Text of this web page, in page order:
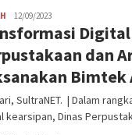
admin
SN
12/09/2023
dan
Bimtek
SultraNET. | Dalam
kearsipan, Dinas